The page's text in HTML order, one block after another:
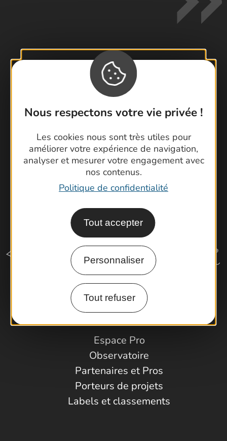
Nous respectons votre vie privée !
Les cookies nous sont très utiles pour
améliorer votre expérience de navigation,
analyser et mesurer votre engagement avec
nos contenus.
Politique de confidentialité
Tout accepter
Personnaliser
Tout refuser
Contactez-nous !
Foire aux questions
Cartoguides et Topoguides
Latitude Gard
Comment venir ?
Espace Pro
Observatoire
Partenaires et Pros
Porteurs de projets
Labels et classements